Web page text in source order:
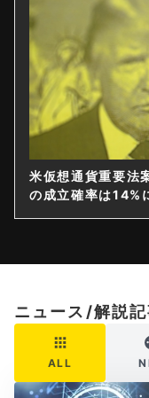
米仮想通貨重要法
の成立確率は14%
ニュース/解説記
ALL